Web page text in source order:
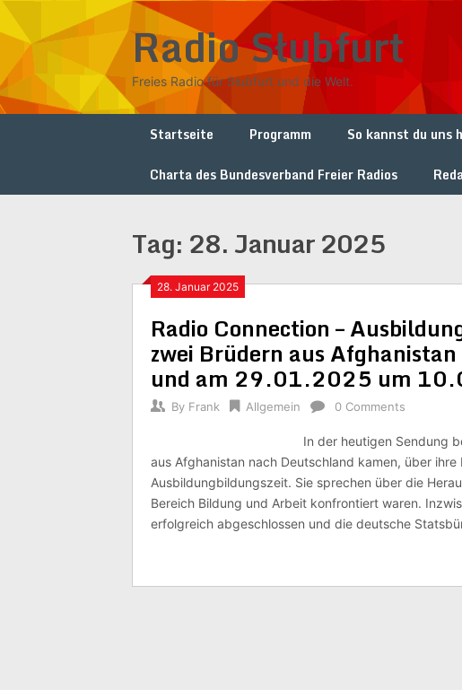
Skip
to
content
Radio Słubfurt
Freies Radio für Słubfurt und die Welt.
Startseite Programm So kannst du uns
Charta des Bundesverband Freier Radios
Tag: 28. Januar 2025
28. Januar 2025
Radio Connection –
zwei Brüdern aus
und am 29.01.2025 um
By Frank Allgemein 0 Comments
In der heutigen Sendung
aus Afghanistan nach Deutschland kamen, über
Ausbildungbildungszeit. Sie sprechen über die
Bereich Bildung und Arbeit konfrontiert waren.
erfolgreich abgeschlossen und die deutsche